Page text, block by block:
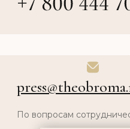
По вопросам